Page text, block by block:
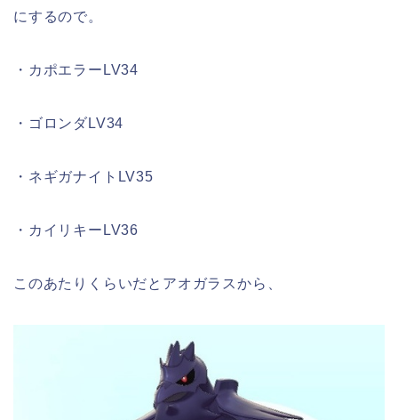
にするので。
・カポエラーLV34
・ゴロンダLV34
・ネギガナイトLV35
・カイリキーLV36
このあたりくらいだとアオガラスから、